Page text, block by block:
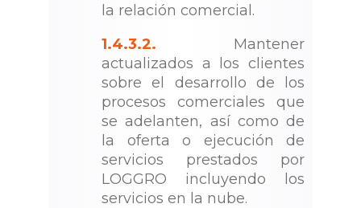
la relación comercial.
1.4.3.2. Mantener
actualizados a los clientes
sobre el desarrollo de los
procesos comerciales que
se adelanten, así como de
la oferta o ejecución de
servicios prestados por
LOGGRO incluyendo los
servicios en la nube.